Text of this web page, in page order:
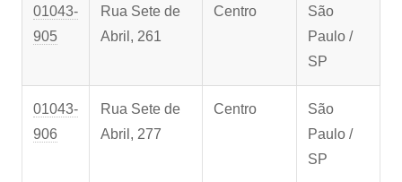
01043-
905
Rua Sete de
Abril, 261
Centro
São
Paulo /
SP
01043-
906
Rua Sete de
Abril, 277
Centro
São
Paulo /
SP